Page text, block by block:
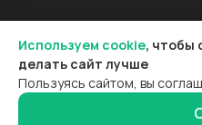
Используем cookie, чтобы
делать сайт лучше
Пользуясь сайтом, вы